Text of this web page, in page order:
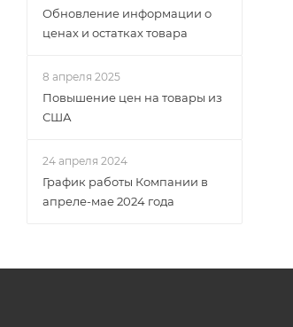
Обновление информации о
ценах и остатках товара
8 апреля 2025
Повышение цен на товары из
США
24 апреля 2024
График работы Компании в
апреле-мае 2024 года